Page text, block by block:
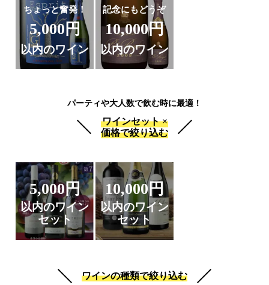
ちょっと奮発！
5,000円
以内のワイン
記念にもどうぞ
10,000円
以内のワイン
パーティや大人数で飲む時に最適！
ワインセット ×
価格で絞り込む
5,000円
以内のワイン
セット
10,000円
以内のワイン
セット
ワインの種類で絞り込む